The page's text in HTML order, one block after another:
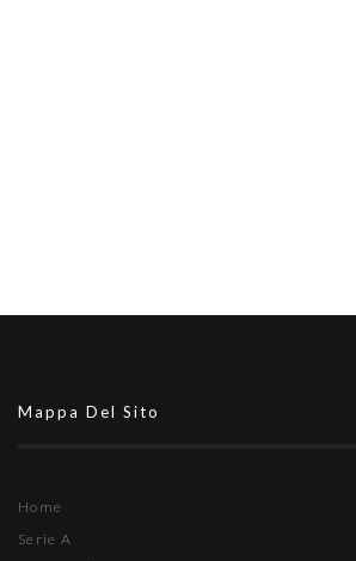
Mappa Del Sito
Home
Serie A